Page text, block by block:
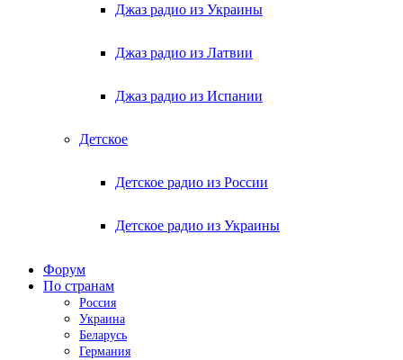
Джаз радио из Украины
Джаз радио из Латвии
Джаз радио из Испании
Детское
Детское радио из России
Детское радио из Украины
Форум
По странам
Россия
Украина
Беларусь
Германия